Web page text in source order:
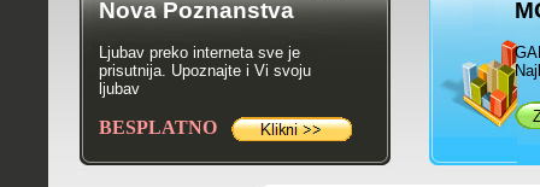
Nova Poznanstva
Ljubav preko interneta sve je
prisutnija. Upoznajte i Vi svoju
ljubav
BESPLATNO